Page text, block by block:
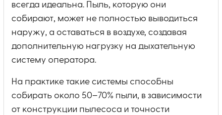
всегда идеальна. Пыль, которую они
собирают, может не полностью выводиться
наружу, а оставаться в воздухе, создавая
дополнительную нагрузку на дыхательную
систему оператора.
На практике такие системы способны
собирать около 50–70% пыли, в зависимости
от конструкции пылесоса и точности